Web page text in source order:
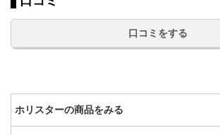
口コミをする
ホリスターの商品をみる